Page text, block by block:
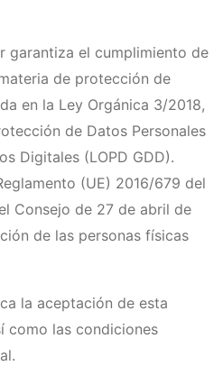
garantiza el cumplimiento de
de protección de
en la Ley Orgánica 3/2018,
de Datos Personales
Digitales (LOPD GDD).
(UE) 2016/679 del
Consejo de 27 de abril de
de las personas físicas
la aceptación de esta
como las condiciones